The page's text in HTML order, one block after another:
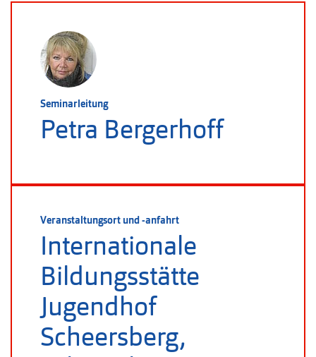
Seminarleitung
Petra Bergerhoff
Veranstaltungsort und -anfahrt
Internationale
Bildungsstätte
Jugendhof
Scheersberg,